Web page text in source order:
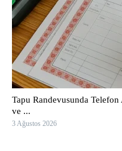
Tapu Randevusunda
ve ...
3 Ağustos 2026